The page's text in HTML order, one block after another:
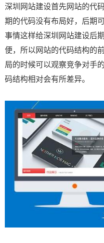
深圳网站建设首先网站的代
期的代码没有布局好，后期
事情这样给深圳网站建设后
便，所以网站的代码结构的
局的时候可以观察竞争对手
码结构相对会有所差异。